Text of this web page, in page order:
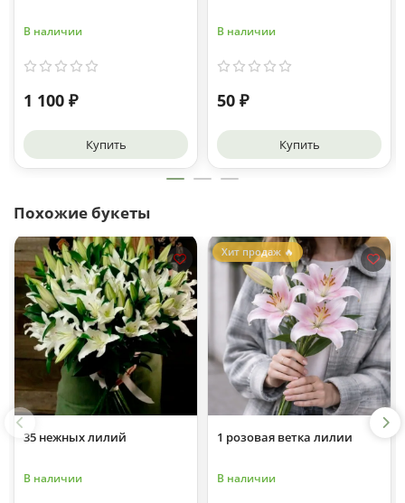
В наличии
1 100 ₽
Купить
В наличии
50 ₽
Купить
Похожие букеты
35 нежных лилий
В наличии
Хит продаж 🔥
1 розовая ветка лилии
В наличии